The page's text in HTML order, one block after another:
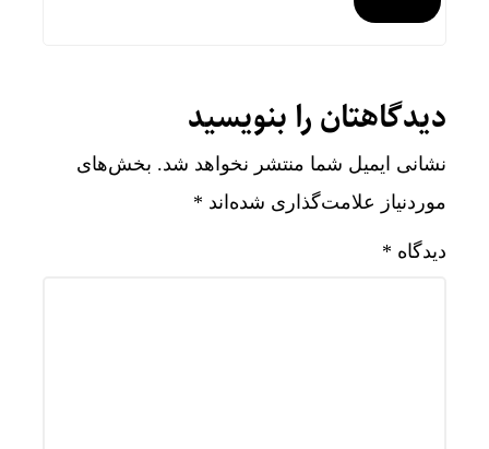
دیدگاهتان را بنویسید
نشانی ایمیل شما منتشر نخواهد شد. بخش‌های
موردنیاز علامت‌گذاری شده‌اند *
دیدگاه *